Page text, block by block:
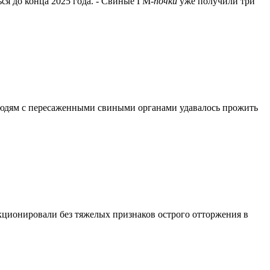
с пересаженными свиными органами удавалось прожить
без тяжелых признаков острого отторжения в